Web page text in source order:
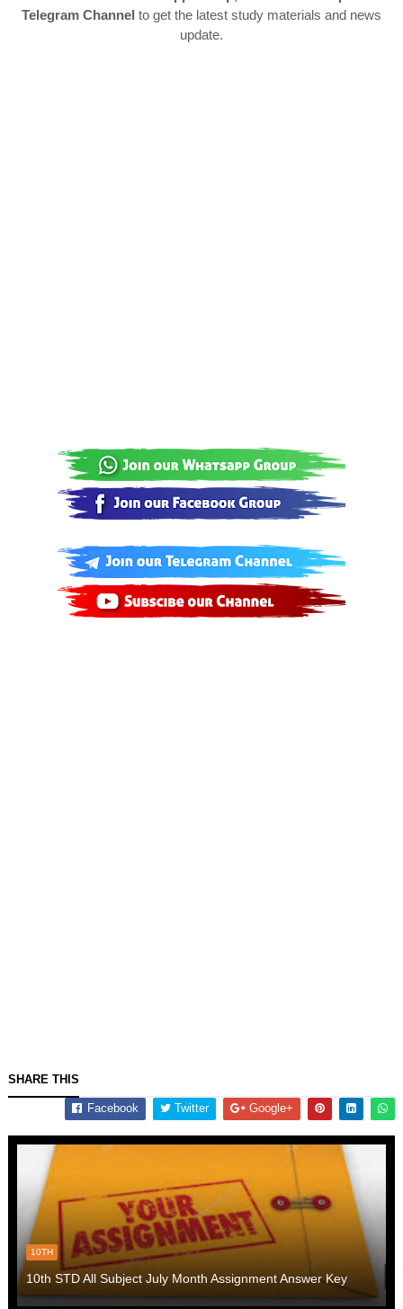
Telegram Channel to get the latest study materials and news
update.
SHARE THIS
Facebook Twitter Google+
10TH
10th STD All Subject July Month Assignment Answer Key